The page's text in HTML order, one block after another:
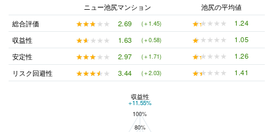
ニュー池尻マンション
池尻の平均値
総合評価
★★★★★
★★★★★ 2.69 (＋1.45) ★★★★★
★★★★★
1.24
収益性
★★★★★
★★★★★ 1.63 (＋0.58) ★★★★★
★★★★★
1.05
安定性
★★★★★
★★★★★ 2.97 (＋1.71) ★★★★★
★★★★★
1.26
リスク回避性
★★★★★
★★★★★ 3.44 (＋2.03) ★★★★★
★★★★★ 1.41
100%
80%
収益性
+11.55%